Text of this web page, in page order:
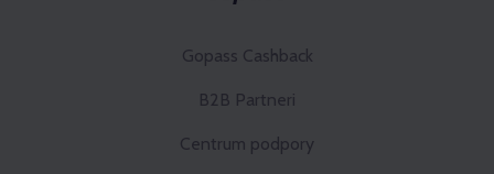
Gopass Cashback
B2B Partneri
Centrum podpory